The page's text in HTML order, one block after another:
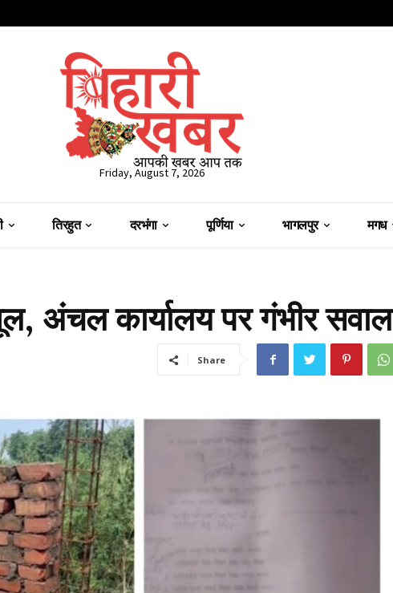
Friday, August 7, 2026
तिरहुत दरभंगा पूर्णिया भागलपुर मगध
अंचल कार्यालय पर गंभीर सवाल
Share